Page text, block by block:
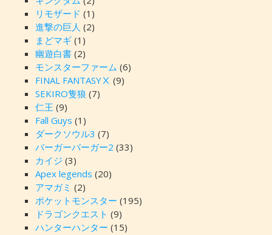
リモザード (1)
進撃の巨人 (2)
まどマギ(1)
幽遊白書(2)
モンスターファーム (6)
FINAL FANTASYⅩ (9)
SEKIRO隻狼 (7)
仁王 (9)
Fall Guys (1)
ダークソウル3 (7)
バーガーバーガー2 (33)
カイジ (3)
Apex legends (20)
アマガミ (2)
ポケットモンスター (195)
ドラゴンクエスト (9)
ハンターハンター (15)